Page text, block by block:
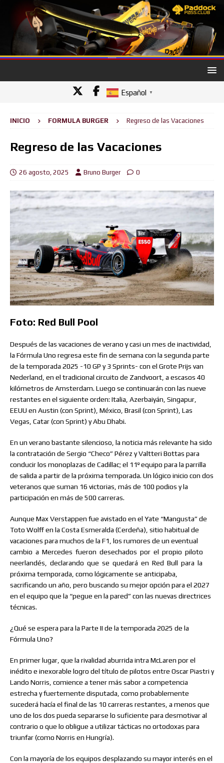
Español ▼
INICIO FORMULA BURGER Regreso de las Vacaciones
Regreso de las Vacaciones
26 agosto, 2025 Bruno Burger 0
Foto: Red Bull Pool
Después de las vacaciones de verano y casi un mes de inactividad,
la Fórmula Uno regresa este fin de semana con la segunda parte
de la temporada 2025 -10 GP y 3 Sprints- con el Grote Prijs van
Nederland, en el tradicional circuito de Zandvoort, a escasos 40
kilómetros de Amsterdam. Luego se continuarán con las nueve
restantes en el siguiente orden: Italia, Azerbaiyán, Singapur,
EEUU en Austin (con Sprint), México, Brasil (con Sprint), Las
Vegas, Catar (con Sprint) y Abu Dhabi.
En un verano bastante silencioso, la noticia más relevante ha sido
la contratación de Sergio “Checo” Pérez y Valtteri Bottas para
conducir los monoplazas de Cadillac; el 11º equipo para la parrilla
de salida a partir de la próxima temporada. Un lógico inicio con dos
veteranos que suman 16 victorias, más de 100 podios y la
participación en más de 500 carreras.
Aunque Max Verstappen fue avistado en el Yate “Mangusta” de
Toto Wolff en la Costa Esmeralda (Cerdeña), sitio habitual de
vacaciones para muchos de la F1, los rumores de un eventual
cambio a Mercedes fueron desechados por el propio piloto
neerlandés,
declarando que se quedará en Red Bull para la
próxima temporada, como lógicamente se anticipaba,
sacrificando un año, pero buscando su mejor opción para el 2027
en el equipo que la “pegue en la pared” con las nuevas directrices
técnicas.
¿Qué se espera para la Parte II de la temporada 2025 de la
Fórmula Uno?
En primer lugar, que la rivalidad aburrida intra McLaren por el
inédito e inexorable logro del título de pilotos entre Oscar Piastri y
Lando Norris, comience a tener más sabor a competencia
estrecha y fuertemente disputada, como probablemente
sucederá hacía el final de las 10 carreras restantes, a menos que
uno de los dos pueda separarse lo suficiente para desmotivar al
contrario o que lo obligue a utilizar tácticas no ortodoxas para
triunfar (como Norris en Hungría).
Con la mayoría de los equipos desplazando su mayor interés en el